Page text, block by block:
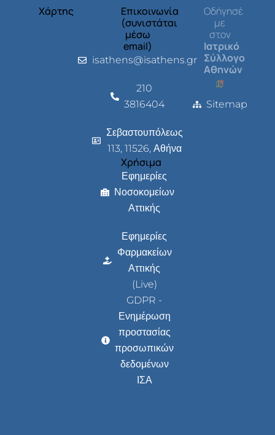
Χάρτης
Επικοινωνία
(συνιστάται
μέσω
email)
isathens@isathens.gr
210
3816404
Σεβαστουπόλεως
113, 11526, Αθήνα
Χρήσιμα
Εφημερίες
Νοσοκομείων
Αττικής
Εφημερίες
Φαρμακείων
Αττικής
(Live)
GDPR -
Ενημέρωση
προστασίας
προσωπικών
δεδομένων
ΙΣΑ
Οδήγησέ
με
στον
Ιατρικό
Σύλλογο
Αθηνών
Sitemap